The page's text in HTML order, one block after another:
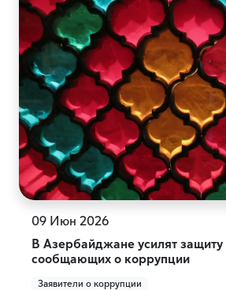
09 Июн 2026
В Азербайджане усилят защиту
сообщающих о коррупции
Заявители о коррупции